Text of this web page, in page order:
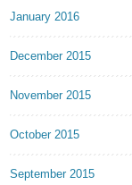
January 2016
December 2015
November 2015
October 2015
September 2015